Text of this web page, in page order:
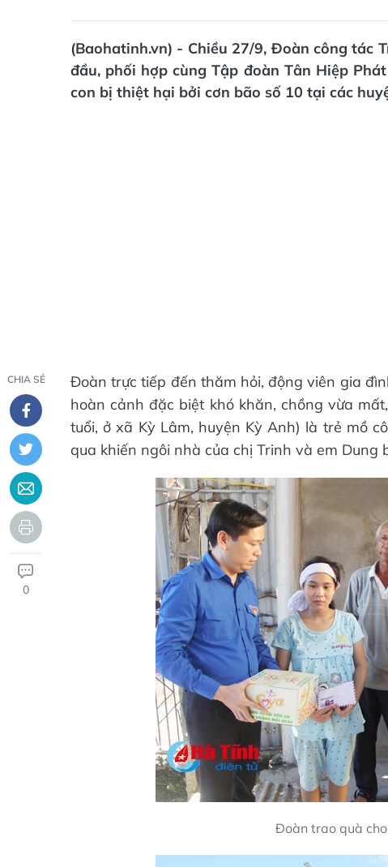
(Baohatinh.vn) - Chiều 27/9, Đoàn công tác
đầu, phối hợp cùng Tập đoàn Tân Hiệp
con bị thiệt hại bởi cơn bão số 10 tại các
CHIA SẺ
0
Đoàn trực tiếp đến thăm hỏi, động viên gia
hoàn cảnh đặc biệt khó khăn, chồng vừa
tuổi, ở xã Kỳ Lâm, huyện Kỳ Anh) là trẻ mồ
qua khiến ngôi nhà của chị Trinh và em Dung
Đoàn trao quà